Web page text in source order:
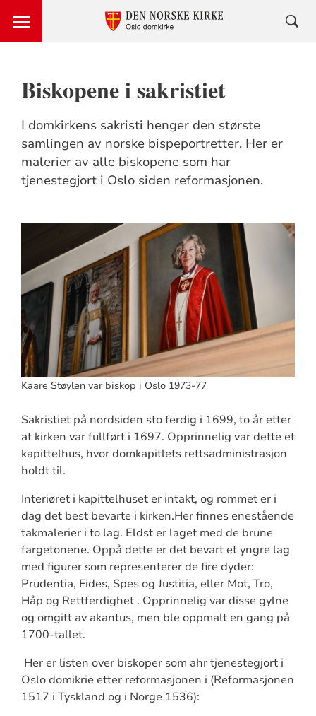
Biskopene i sakristiet
I domkirkens sakristi henger den største
samlingen av norske bispeportretter. Her er
malerier av alle biskopene som har
tjenestegjort i Oslo siden reformasjonen.
Kaare Støylen var biskop i Oslo 1973-77
Sakristiet på nordsiden sto ferdig i 1699, to år etter
at kirken var fullført i 1697. Opprinnelig var dette et
kapittelhus, hvor domkapitlets rettsadministrasjon
holdt til.
Interiøret i kapittelhuset er intakt, og rommet er i
dag det best bevarte i kirken.Her finnes enestående
takmalerier i to lag. Eldst er laget med de brune
fargetonene. Oppå dette er det bevart et yngre lag
med figurer som representerer de fire dyder:
Prudentia, Fides, Spes og Justitia, eller Mot, Tro,
Håp og Rettferdighet . Opprinnelig var disse gylne
og omgitt av akantus, men ble oppmalt en gang på
1700-tallet.
Her er listen over biskoper som ahr tjenestegjort i
Oslo domikrie etter reformasjonen i (Reformasjonen
1517 i Tyskland og i Norge 1536):